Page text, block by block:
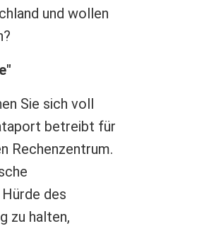
und wollen
Sie sich voll
betreibt für
Rechenzentrum.
des
zu halten,